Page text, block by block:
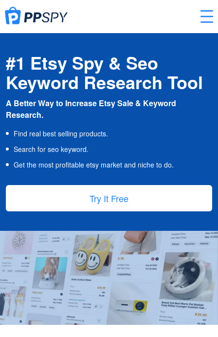
#1 Etsy Spy & Seo
Keyword Research Tool
A Better Way to Increase Etsy Sale & Keyword
Research.
Find real best selling products.
Search for seo keyword.
Get the most profitable etsy market and niche to do.
Try It Free